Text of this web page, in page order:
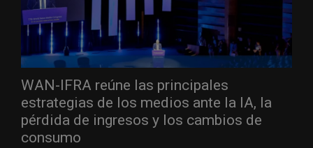
WAN-IFRA reúne las principales
estrategias de los medios ante la IA, la
pérdida de ingresos y los cambios de
consumo